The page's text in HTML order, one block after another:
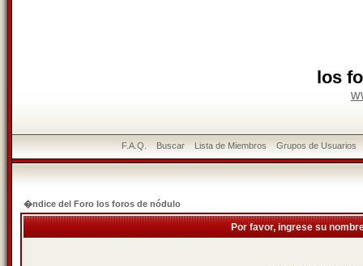
los
F.A.Q. Buscar Lista de Miembros Grupos de Usuarios
�ndice del Foro los foros de nódulo
Por favor, ingrese su